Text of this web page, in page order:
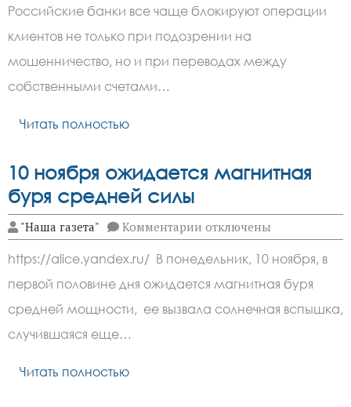
РФ
ужесточили
контроль
за
переводами
Российские банки все чаще блокируют операции
клиентов не только при подозрении на
мошенничество, но и при переводах между
собственными счетами…
Читать полностью
10 ноября ожидается магнитная
буря средней силы
"Наша газета" Комментарии к
записи
ноября
ожидается
магнитная
буря
средней
отключены
https://alice.yandex.ru/ В понедельник, 10 ноября, в
первой половине дня ожидается магнитная буря
средней мощности, ее вызвала солнечная вспышка,
случившаяся еще…
Читать полностью